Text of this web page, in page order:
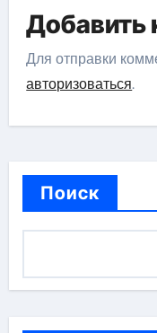
Добавить
Для отправки
авторизоваться.
Поиск